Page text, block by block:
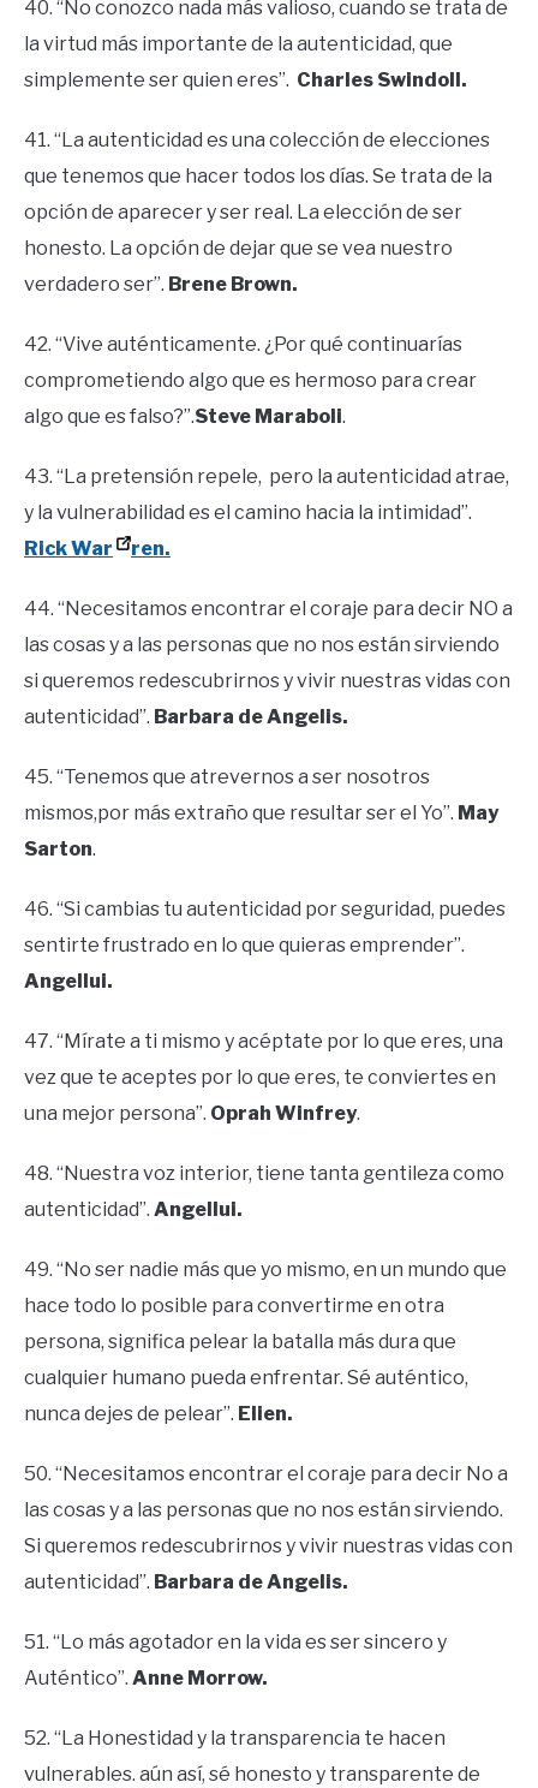
40. “No conozco nada más valioso, cuando se trata de
la virtud más importante de la autenticidad, que
simplemente ser quien eres”. Charles Swindoll.
41. “La autenticidad es una colección de elecciones
que tenemos que hacer todos los días. Se trata de la
opción de aparecer y ser real. La elección de ser
honesto. La opción de dejar que se vea nuestro
verdadero ser”. Brene Brown.
42. “Vive auténticamente. ¿Por qué continuarías
comprometiendo algo que es hermoso para crear
algo que es falso?”.Steve Maraboli.
43. “La pretensión repele, pero la autenticidad atrae,
y la vulnerabilidad es el camino hacia la intimidad”.
Rick War ren.
44. “Necesitamos encontrar el coraje para decir NO a
las cosas y a las personas que no nos están sirviendo
si queremos redescubrirnos y vivir nuestras vidas con
autenticidad”. Barbara de Angelis.
45. “Tenemos que atrevernos a ser nosotros
mismos,por más extraño que resultar ser el Yo”. May
Sarton.
46. “Si cambias tu autenticidad por seguridad, puedes
sentirte frustrado en lo que quieras emprender”.
Angellui.
47. “Mírate a ti mismo y acéptate por lo que eres, una
vez que te aceptes por lo que eres, te conviertes en
una mejor persona”. Oprah Winfrey.
48. “Nuestra voz interior, tiene tanta gentileza como
autenticidad”. Angellui.
49. “No ser nadie más que yo mismo, en un mundo que
hace todo lo posible para convertirme en otra
persona, significa pelear la batalla más dura que
cualquier humano pueda enfrentar. Sé auténtico,
nunca dejes de pelear”. Elien.
50. “Necesitamos encontrar el coraje para decir No a
las cosas y a las personas que no nos están sirviendo.
Si queremos redescubrirnos y vivir nuestras vidas con
autenticidad”. Barbara de Angelis.
51. “Lo más agotador en la vida es ser sincero y
Auténtico”. Anne Morrow.
52. “La Honestidad y la transparencia te hacen
vulnerables. aún así, sé honesto y transparente de